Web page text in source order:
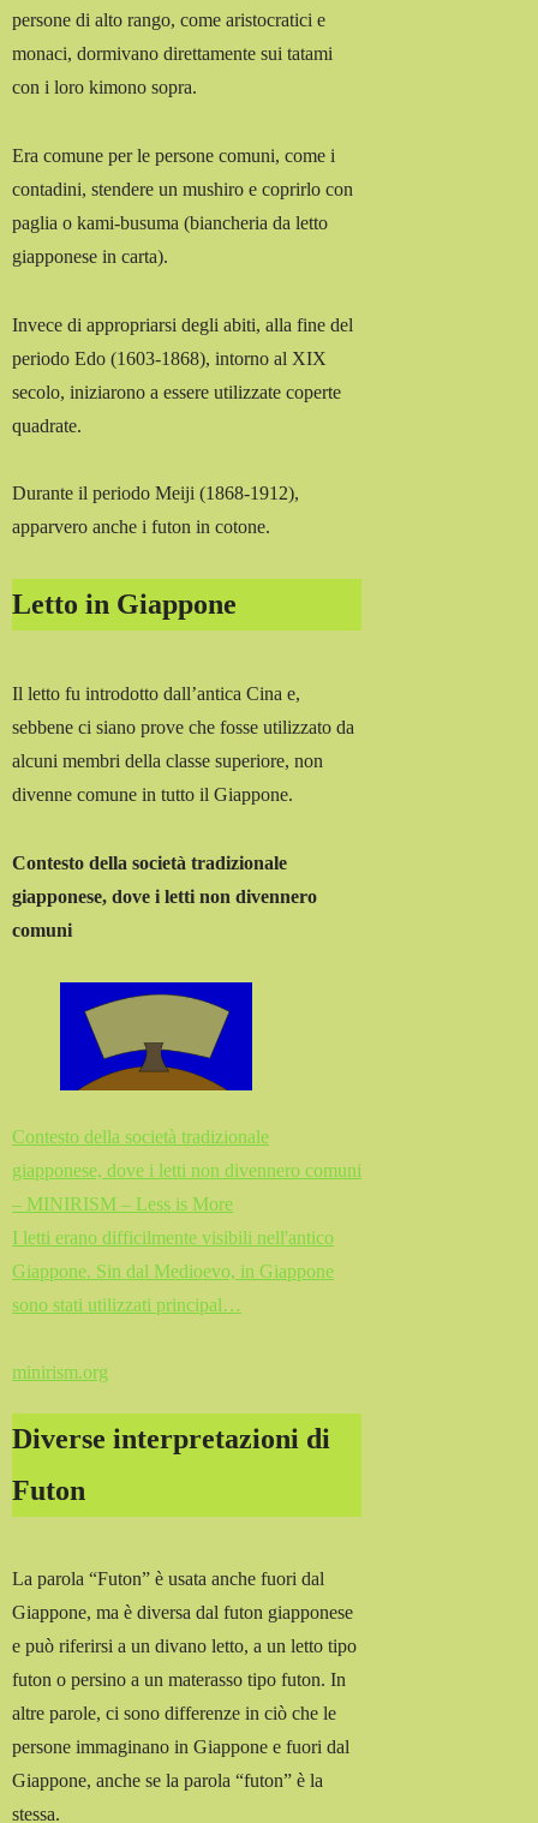
persone di alto rango, come aristocratici e
monaci, dormivano direttamente sui tatami
con i loro kimono sopra.
Era comune per le persone comuni, come i
contadini, stendere un mushiro e coprirlo con
paglia o kami-busuma (biancheria da letto
giapponese in carta).
Invece di appropriarsi degli abiti, alla fine del
periodo Edo (1603-1868), intorno al XIX
secolo, iniziarono a essere utilizzate coperte
quadrate.
Durante il periodo Meiji (1868-1912),
apparvero anche i futon in cotone.
Letto in Giappone
Il letto fu introdotto dall’antica Cina e,
sebbene ci siano prove che fosse utilizzato da
alcuni membri della classe superiore, non
divenne comune in tutto il Giappone.
Contesto della società tradizionale
giapponese, dove i letti non divennero
comuni
Contesto della società tradizionale
giapponese, dove i letti non divennero comuni
– MINIRISM – Less is More
I letti erano difficilmente visibili nell'antico
Giappone. Sin dal Medioevo, in Giappone
sono stati utilizzati principal…
minirism.org
Diverse interpretazioni di
Futon
La parola “Futon” è usata anche fuori dal
Giappone, ma è diversa dal futon giapponese
e può riferirsi a un divano letto, a un letto tipo
futon o persino a un materasso tipo futon. In
altre parole, ci sono differenze in ciò che le
persone immaginano in Giappone e fuori dal
Giappone, anche se la parola “futon” è la
stessa.